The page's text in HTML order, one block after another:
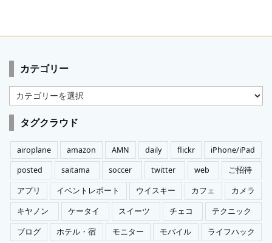
カテゴリー
カ
テ
ゴ
リ
ー
タグクラウド
airoplane amazon AMN daily flickr
iPhone/iPad
posted
saitama soccer twitter web
ご招待
アプリ
イベントレポート ウイスキー カフェ
カメラ
キヤノン
ケータイ スイーツ チェコ
テクニック
ブログ
ホテル・宿 モニター モバイル
ライフハック